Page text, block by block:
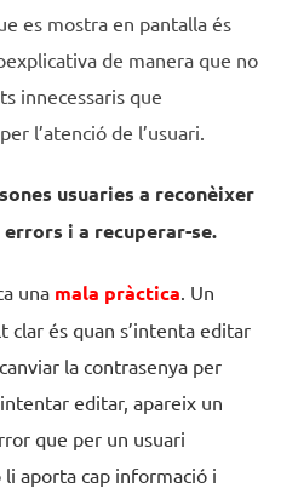
es mostra en pantalla és
de manera que no
innecessaris que
l’atenció de l’usuari.
usuaries a reconèixer
i a recuperar-se.
una mala pràctica . Un
clar és quan s’intenta editar
la contrasenya per
editar, apareix un
que per un usuari
aporta cap informació i